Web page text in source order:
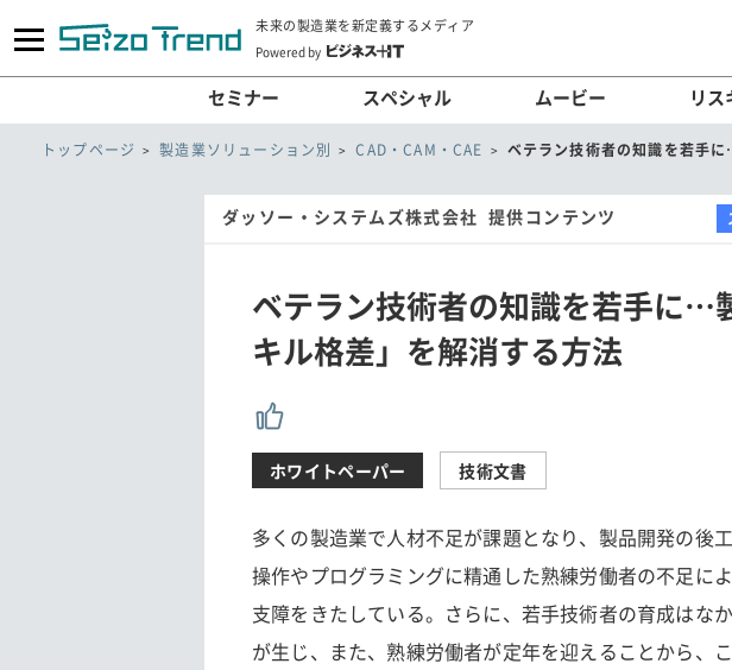
未来の製造業を新定義するメディア
Powered by
セミナー スペシャル ムービー リ
トップページ 製造業ソリューション別 CAD・CAM・CAE ベテラン技術者の知識を若手
ダッソー・システムズ株式会社 提供コンテンツ
ベテラン技術者の知識を若手に…
キル格差」を解消する方法
ホワイトペーパー 技術文書
多くの製造業で人材不足が課題となり、製品開発の後
操作やプログラミングに精通した熟練労働者の不足に
支障をきたしている。さらに、若手技術者の育成はな
が生じ、また、熟練労働者が定年を迎えることから、